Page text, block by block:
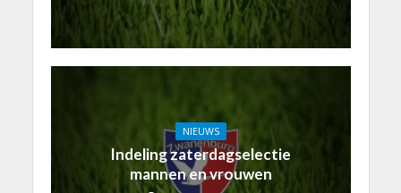
NIEUWS
Indeling zaterdagselectie
mannen en vrouwen